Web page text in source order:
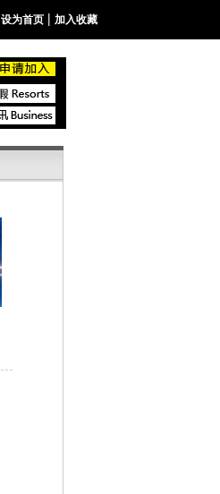
设为首页| 加入收藏